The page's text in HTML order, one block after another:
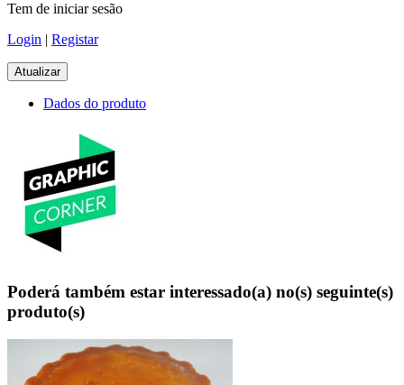
Tem de iniciar sesão
Login | Registar
Dados do produto
Poderá também estar interessado(a) no(s) seguinte(s)
produto(s)